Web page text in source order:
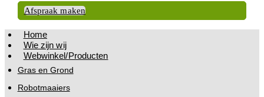
Afspraak maken
Home
Wie zijn wij
Webwinkel/Producten
Gras en Grond
Robotmaaiers